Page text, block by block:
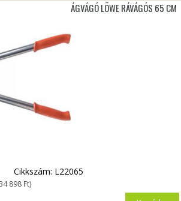
ÁGVÁGÓ LÖWE RÁVÁGÓS 65 CM
898 Ft)
Cikkszám: L22065